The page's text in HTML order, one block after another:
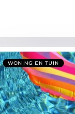
WONING EN TUIN